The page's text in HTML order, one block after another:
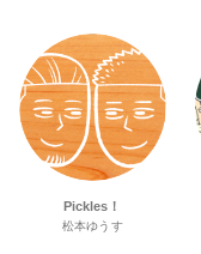
Pickles！
松本ゆうす